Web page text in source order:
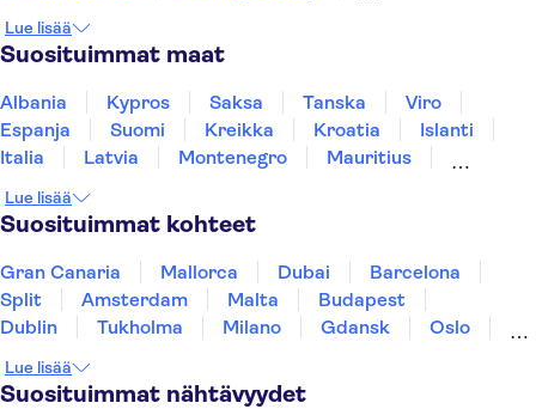
9-11-muistomerkki ja -museo
One World Observatory
Niagaran putoukset
Kennedy Space Center
Brooklyn Bridge
Lue lisää
Suosituimmat maat
Albania Kypros Saksa Tanska
Viro
Espanja
Suomi Kreikka Kroatia
Islanti
Italia
Latvia Montenegro
Mauritius
Thaimaa
Turkki
Lue lisää
Suosituimmat kohteet
Gran Canaria Mallorca Dubai
Barcelona
Split
Amsterdam Malta
Budapest
Dublin
Tukholma Milano Gdansk
Oslo
Tallinna
Ljubljana Riika
Lue lisää
Suosituimmat nähtävyydet